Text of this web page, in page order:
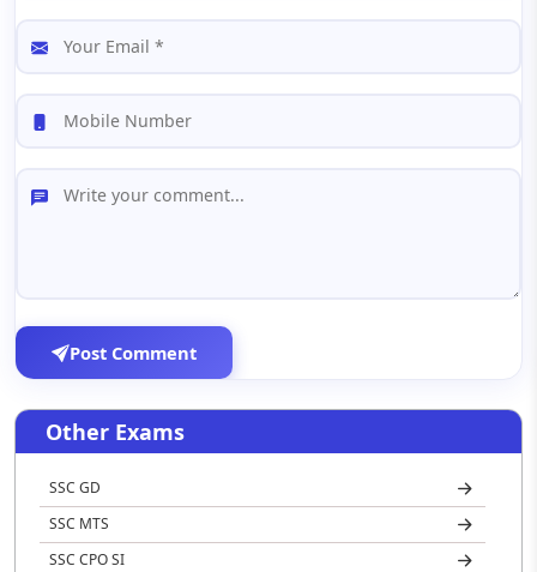
Post Comment
Other Exams
SSC GD
SSC MTS
SSC CPO SI